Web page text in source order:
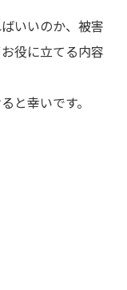
いいのか、被害
役に立てる内容
と幸いです。